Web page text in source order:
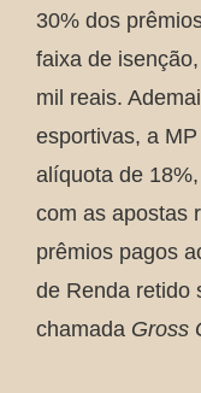
30% dos
faixa de
mil reais.
esportivas, a
alíquota de
com as apostas
prêmios pagos
de Renda retido
chamada Gross